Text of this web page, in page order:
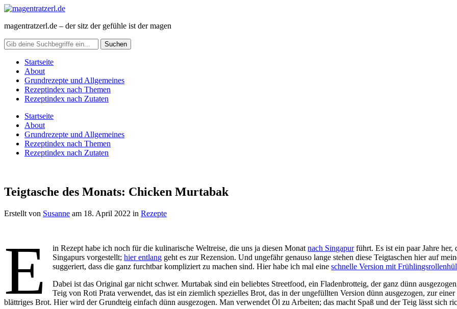
magentratzerl.de – der sitz der gefühle ist der magen
Startseite
About
Grundrezepte und Allgemeines
Rezeptindex nach Themen
Rezeptindex nach Zutaten
Startseite
About
Grundrezepte und Allgemeines
Rezeptindex nach Themen
Rezeptindex nach Zutaten
Teigtasche des Monats: Chicken Murtabak
Erstellt von Susanne am 18. April 2022 in Rezepte
E in Rezept habe ich noch für die kulinarische Weltreise, die uns ja diesen Monatnach Singapurführt. Es ist ein paar Jahre her,
Singapurs vorgestellt;hier entlang geht es zur Rezension. Und ungefähr genauso lange stehen diese Teigtaschen hier auf
suggeriert, dass die ganz furchtbar kompliziert zu machen sind. Hier habe ich mal eineschnelle Version mit
Dabei ist das Original gar nicht schwer. Murtabak sind ein beliebtes Streetfood, ein Fladenbrotteig, der ganz dünn
Teig von Roti Prata verwendet, das ist ein ziemlich spezielles Brot, das in der ungefüllten Version dünn ausgezogen, zur
blättriges Brot. Hier wird der Grundteig einfach dünn ausgezogen. Man verwendet Öl zu Arbeiten; das macht Spaß und der Teig lässt sich